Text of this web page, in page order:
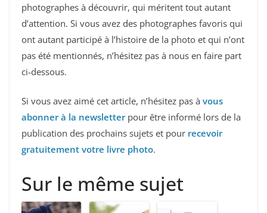
photographes à découvrir, qui méritent tout autant
d’attention. Si vous avez des photographes favoris qui
ont autant participé à l’histoire de la photo et qui n’ont
pas été mentionnés, n’hésitez pas à nous en faire part
ci-dessous.
Si vous avez aimé cet article, n’hésitez pas à vous
abonner à la newsletterpour être informé lors de la
publication des prochains sujets et pour recevoir
gratuitement votre livre photo.
Sur le même sujet